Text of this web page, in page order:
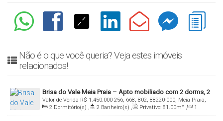
Não é o que você queria? Veja estes imóveis
relacionados!
Brisa do Vale Meia Praia – Apto mobiliado com 2 dorms, 2
vagas e lazer completo!
R$ 1.450.000
Valor de Venda
256, 668, 802, 88220-000, Meia Praia,
Itapema, Santa Catarina, Brasil
2 Dormitório(s) , 2 Banheiro(s) , Privativo: 81 .00m² ,
1
Sala(s) , 1 Suíte(s) , Total: 81.00m² , 2 Vaga(s)